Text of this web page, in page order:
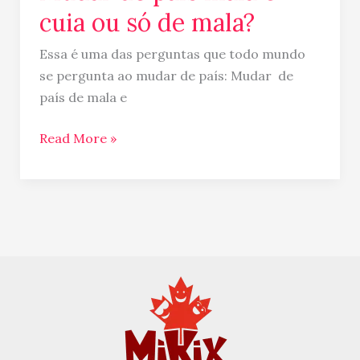
cuia ou só de mala?
Essa é uma das perguntas que todo mundo
se pergunta ao mudar de país: Mudar de
país de mala e
Read More »